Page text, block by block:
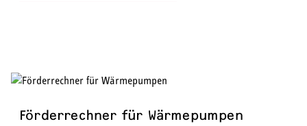
Förderrechner für Wärmepumpen